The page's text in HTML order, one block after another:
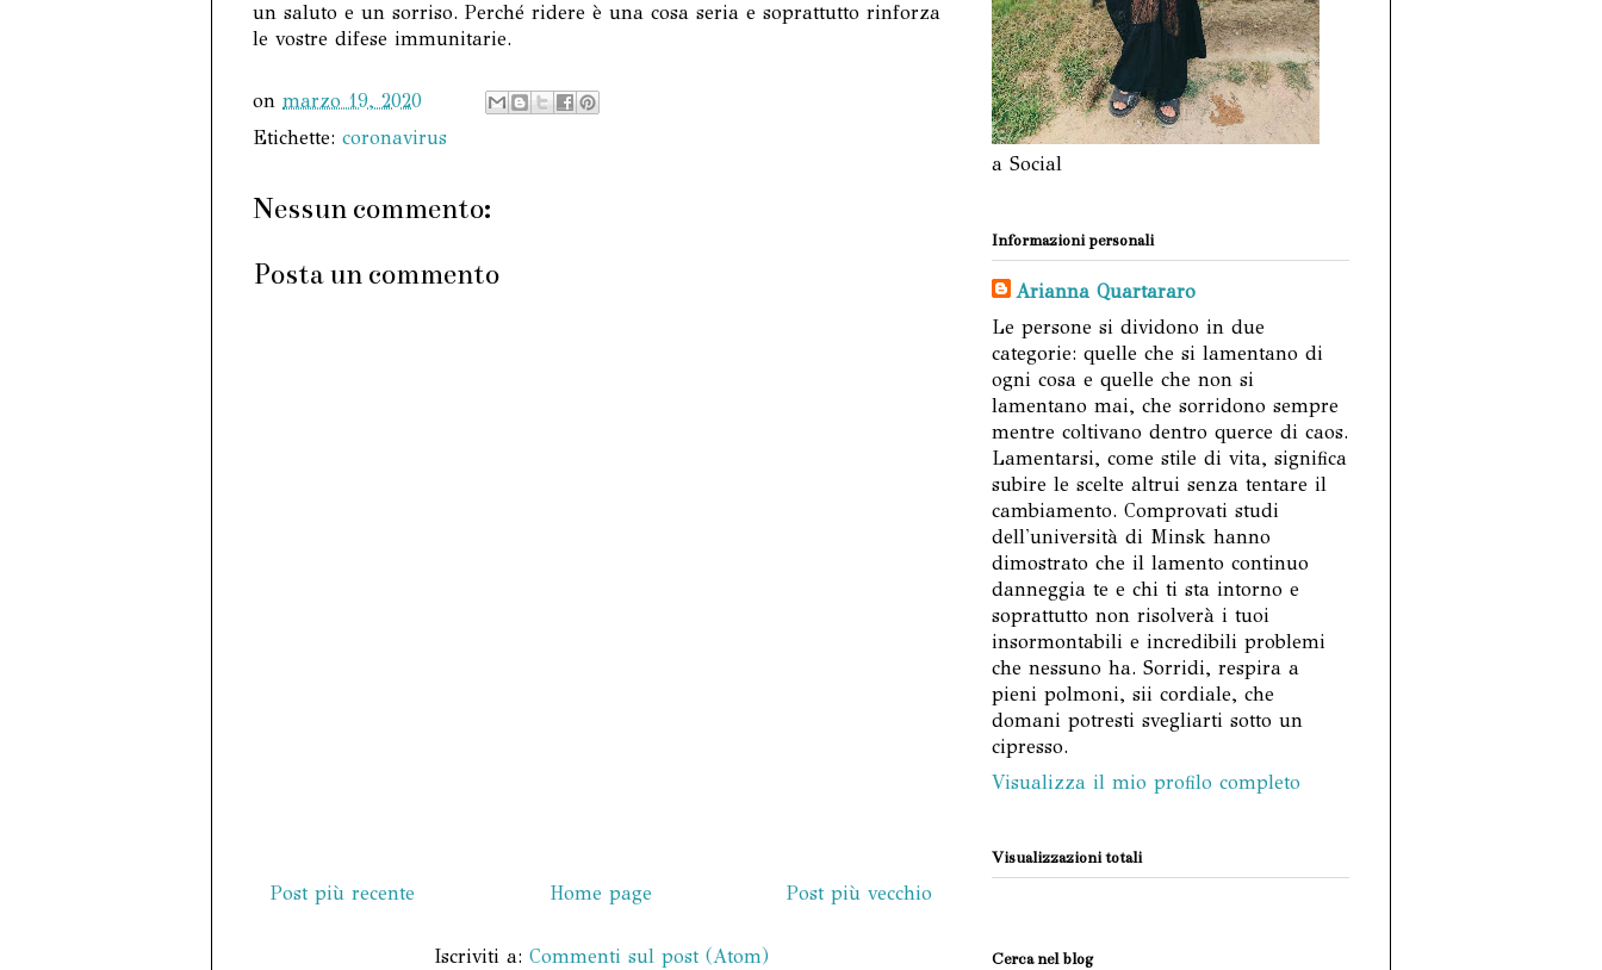
un saluto e un sorriso. Perché ridere è una cosa seria e soprattutto rinforza
le vostre difese immunitarie.
on marzo 19, 2020
Etichette: coronavirus
Nessun commento:
Posta un commento
Post più recente Post più vecchio
Home page
Iscriviti a: Commenti sul post (Atom)
a Social
Informazioni personali
Arianna Quartararo
Le persone si dividono in due
categorie: quelle che si lamentano di
ogni cosa e quelle che non si
lamentano mai, che sorridono sempre
mentre coltivano dentro querce di caos.
Lamentarsi, come stile di vita, significa
subire le scelte altrui senza tentare il
cambiamento. Comprovati studi
dell'università di Minsk hanno
dimostrato che il lamento continuo
danneggia te e chi ti sta intorno e
soprattutto non risolverà i tuoi
insormontabili e incredibili problemi
che nessuno ha. Sorridi, respira a
pieni polmoni, sii cordiale, che
domani potresti svegliarti sotto un
cipresso.
Visualizza il mio profilo completo
Visualizzazioni totali
Cerca nel blog